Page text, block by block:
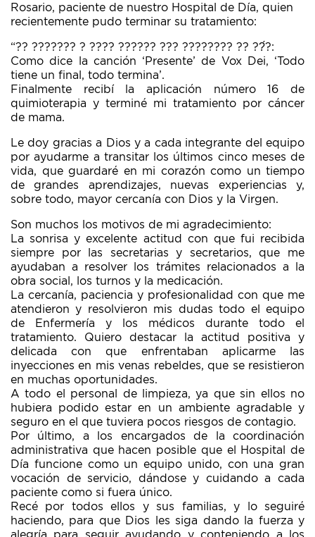
Rosario, paciente de nuestro Hospital de Día, quien
recientemente pudo terminar su tratamiento:
“?? ??????? ? ???? ?????? ??? ???????? ?? ??́?:
Como dice la canción ‘Presente’ de Vox Dei, ‘Todo
tiene un final, todo termina’.
Finalmente recibí la aplicación número 16 de
quimioterapia y terminé mi tratamiento por cáncer
de mama.
Le doy gracias a Dios y a cada integrante del equipo
por ayudarme a transitar los últimos cinco meses de
vida, que guardaré en mi corazón como un tiempo
de grandes aprendizajes, nuevas experiencias y,
sobre todo, mayor cercanía con Dios y la Virgen.
Son muchos los motivos de mi agradecimiento:
La sonrisa y excelente actitud con que fui recibida
siempre por las secretarias y secretarios, que me
ayudaban a resolver los trámites relacionados a la
obra social, los turnos y la medicación.
La cercanía, paciencia y profesionalidad con que me
atendieron y resolvieron mis dudas todo el equipo
de Enfermería y los médicos durante todo el
tratamiento. Quiero destacar la actitud positiva y
delicada con que enfrentaban aplicarme las
inyecciones en mis venas rebeldes, que se resistieron
en muchas oportunidades.
A todo el personal de limpieza, ya que sin ellos no
hubiera podido estar en un ambiente agradable y
seguro en el que tuviera pocos riesgos de contagio.
Por último, a los encargados de la coordinación
administrativa que hacen posible que el Hospital de
Día funcione como un equipo unido, con una gran
vocación de servicio, dándose y cuidando a cada
paciente como si fuera único.
Recé por todos ellos y sus familias, y lo seguiré
haciendo, para que Dios les siga dando la fuerza y